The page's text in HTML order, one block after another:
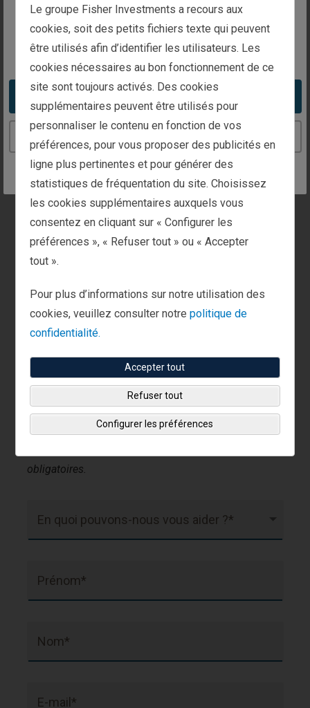
The website you are trying to reach is
intended for investors in Luxembourg
You appear to be in the United States
Take me to the United States website
relatives à votre demande
Informations générales
Gestion de patrimoine
Investisseurs institutionnels
Médias et Presse
À l’écoute de nos clients
Vous êtes client(e) ? Si oui, cochez la case ci-
client.
Je suis client(e).
Appelez le :+352 2 786 7320
obligatoires.
En quoi pouvons-nous vous aider ?*
Prénom*
Nom*
E-mail*
Le groupe Fisher Investments a recours aux
cookies, soit des petits fichiers texte qui peuvent
être utilisés afin d’identifier les utilisateurs. Les
cookies nécessaires au bon fonctionnement de ce
site sont toujours activés. Des cookies
supplémentaires peuvent être utilisés pour
personnaliser le contenu en fonction de vos
préférences, pour vous proposer des publicités en
ligne plus pertinentes et pour générer des
statistiques de fréquentation du site. Choisissez
les cookies supplémentaires auxquels vous
consentez en cliquant sur « Configurer les
préférences », « Refuser tout » ou « Accepter
tout ».
Pour plus d’informations sur notre utilisation des
cookies, veuillez consulter notrepolitique de
confidentialité.
Accepter tout
Refuser tout
Configurer les préférences